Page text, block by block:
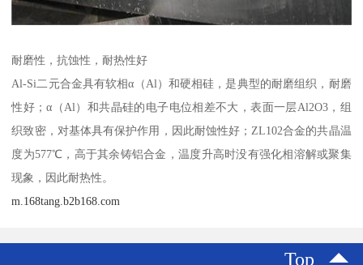
耐磨性，抗蚀性，耐热性好
Al-Si二元合金具有软相α（Al）和硬相硅，是典型的耐磨组织，耐磨
性好；α（Al）和共晶硅的电子电位相差不大，表面一层Al2O3，组
织致密，对基体具有保护作用，因此耐蚀性好；ZL102合金的共晶温
度为577℃，高于其余铸铝合金，温度升高时没有强化相溶解或聚集
现象，因此耐热性。
m.168tang.b2b168.com
Top